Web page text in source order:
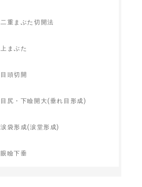
二重まぶた切開法
上まぶた
目頭切開
目尻・下瞼開大(垂れ目形成)
涙袋形成(涙堂形成)
眼瞼下垂